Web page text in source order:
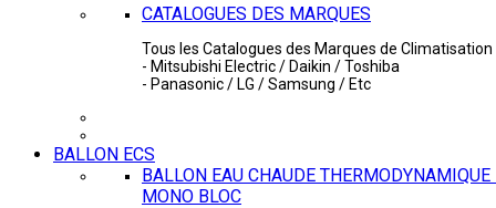
CATALOGUES DES MARQUES
Tous les Catalogues des Marques de Climatisation
- Mitsubishi Electric / Daikin / Toshiba
- Panasonic / LG / Samsung / Etc
BALLON ECS
BALLON EAU CHAUDE THERMODYNAMIQUE
MONO BLOC